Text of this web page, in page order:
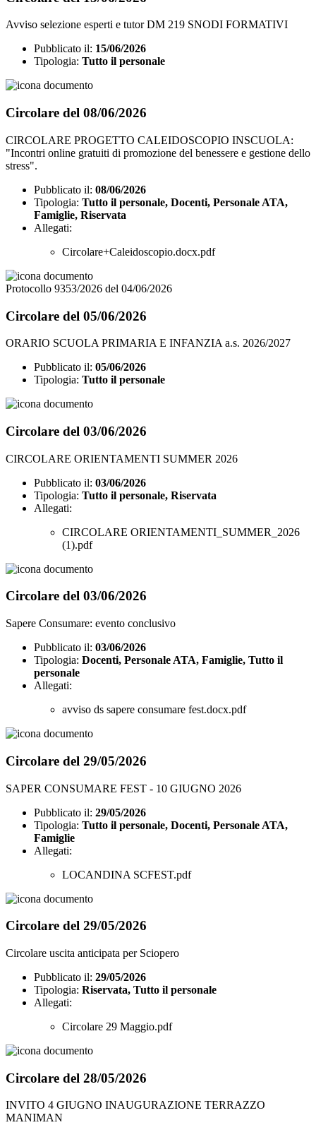
Avviso selezione esperti e tutor DM 219 SNODI FORMATIVI
Pubblicato il: 15/06/2026
Tipologia: Tutto il personale
Circolare del 08/06/2026
CIRCOLARE PROGETTO CALEIDOSCOPIO INSCUOLA:
"Incontri online gratuiti di promozione del benessere e gestione dello
stress".
Pubblicato il: 08/06/2026
Tipologia: Tutto il personale, Docenti, Personale ATA,
Famiglie, Riservata
Allegati:
Circolare+Caleidoscopio.docx.pdf
Protocollo 9353/2026 del 04/06/2026
Circolare del 05/06/2026
ORARIO SCUOLA PRIMARIA E INFANZIA a.s. 2026/2027
Pubblicato il: 05/06/2026
Tipologia: Tutto il personale
Circolare del 03/06/2026
CIRCOLARE ORIENTAMENTI SUMMER 2026
Pubblicato il: 03/06/2026
Tipologia: Tutto il personale, Riservata
Allegati:
CIRCOLARE ORIENTAMENTI_SUMMER_2026
(1).pdf
Circolare del 03/06/2026
Sapere Consumare: evento conclusivo
Pubblicato il: 03/06/2026
Tipologia: Docenti, Personale ATA, Famiglie, Tutto il
personale
Allegati:
avviso ds sapere consumare fest.docx.pdf
Circolare del 29/05/2026
SAPER CONSUMARE FEST - 10 GIUGNO 2026
Pubblicato il: 29/05/2026
Tipologia: Tutto il personale, Docenti, Personale ATA,
Famiglie
Allegati:
LOCANDINA SCFEST.pdf
Circolare del 29/05/2026
Circolare uscita anticipata per Sciopero
Pubblicato il: 29/05/2026
Tipologia: Riservata, Tutto il personale
Allegati:
Circolare 29 Maggio.pdf
Circolare del 28/05/2026
INVITO 4 GIUGNO INAUGURAZIONE TERRAZZO
MANIMAN